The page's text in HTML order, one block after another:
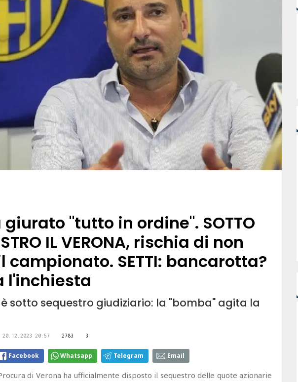
"tutto in ordine". SOTTO
IL VERONA, rischia di non
campionato. SETTI: bancarotta?
l'inchiesta
sotto sequestro giudiziario: la "bomba" agita la
20.12.2023 20:57 2783 3
Facebook Whatsapp Telegram Email
di Verona ha ufficialmente disposto il sequestro delle quote azionarie